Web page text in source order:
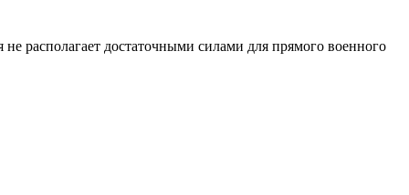
располагает достаточными силами для прямого военного